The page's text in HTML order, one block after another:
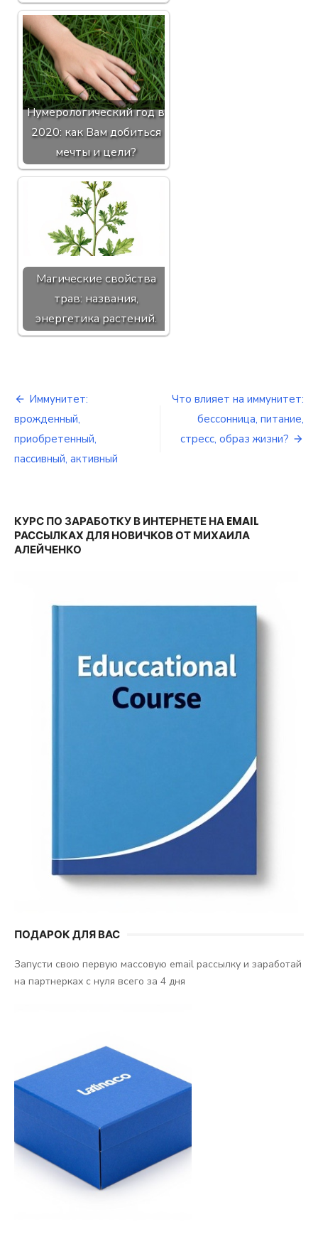
Нумерологический год в
2020: как Вам добиться
мечты и цели?
Магические свойства
трав: названия,
энергетика растений.
Навигация
по
записям
Иммунитет:
врожденный,
приобретенный,
пассивный, активный
Что влияет на иммунитет:
бессонница, питание,
стресс, образ жизни?
КУРС ПО ЗАРАБОТКУ В ИНТЕРНЕТЕ НА EMAIL
РАССЫЛКАХ ДЛЯ НОВИЧКОВ ОТ МИХАИЛА
АЛЕЙЧЕНКО
ПОДАРОК ДЛЯ ВАС
Запусти свою первую массовую email рассылку и заработай
на партнерках с нуля всего за 4 дня